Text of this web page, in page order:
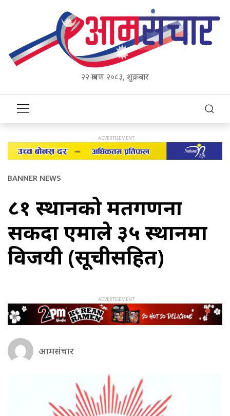
२२ श्रावण २०८३, शुक्रबार
BANNER NEWS
८१ स्थानको मतगणना
सकिँदा एमाले ३५ स्थानमा
विजयी (सूचीसहित)
आमसंचार